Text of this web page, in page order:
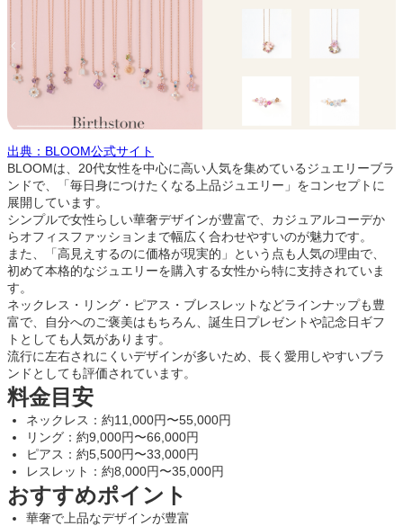
出典：BLOOM公式サイト
BLOOMは、20代女性を中心に高い人気を集めているジュエリーブラ
ンドで、「毎日身につけたくなる上品ジュエリー」をコンセプトに
展開しています。
シンプルで女性らしい華奢デザインが豊富で、カジュアルコーデか
らオフィスファッションまで幅広く合わせやすいのが魅力です。
また、「高見えするのに価格が現実的」という点も人気の理由で、
初めて本格的なジュエリーを購入する女性から特に支持されていま
す。
ネックレス・リング・ピアス・ブレスレットなどラインナップも豊
富で、自分へのご褒美はもちろん、誕生日プレゼントや記念日ギフ
トとしても人気があります。
流行に左右されにくいデザインが多いため、長く愛用しやすいブラ
ンドとしても評価されています。
料金目安
ネックレス：約11,000円〜55,000円
リング：約9,000円〜66,000円
ピアス：約5,500円〜33,000円
レスレット：約8,000円〜35,000円
おすすめポイント
華奢で上品なデザインが豊富